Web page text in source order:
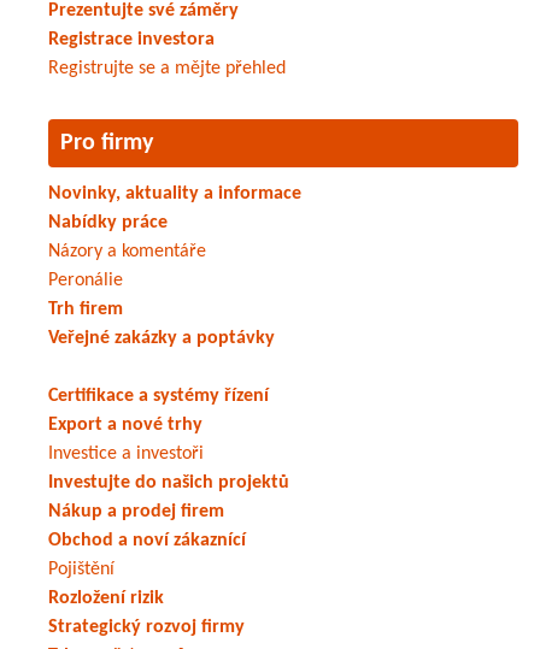
Prezentujte své záměry
Registrace investora
Registrujte se a mějte přehled
Pro firmy
Novinky, aktuality a informace
Nabídky práce
Názory a komentáře
Peronálie
Trh firem
Veřejné zakázky a poptávky
Certifikace a systémy řízení
Export a nové trhy
Investice a investoři
Investujte do našich projektů
Nákup a prodej firem
Obchod a noví zákaznící
Pojištění
Rozložení rizik
Strategický rozvoj firmy